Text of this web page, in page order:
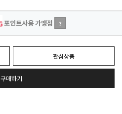
포인트사용 가맹점 ?
관심상품
구매하기